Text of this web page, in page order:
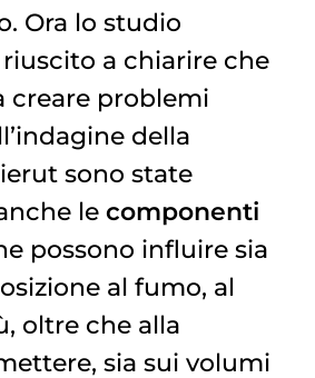
Ora lo studio
a chiarire che
creare problemi
della
sono state
le componenti
possono influire sia
al fumo, al
oltre che alla
sia sui volumi